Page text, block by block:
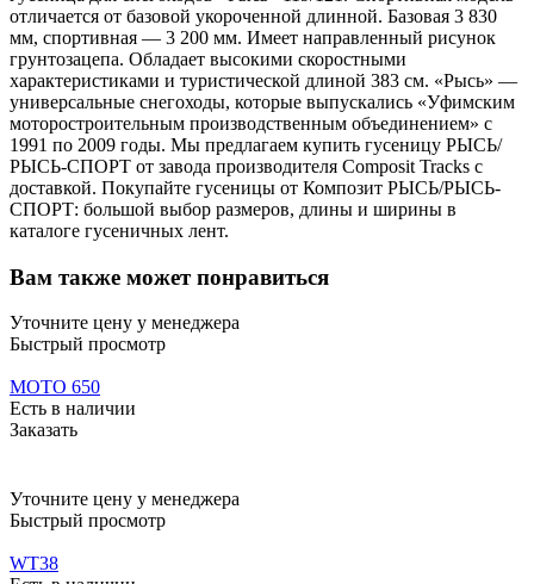
отличается от базовой укороченной длинной. Базовая 3 830
мм, спортивная — 3 200 мм. Имеет направленный рисунок
грунтозацепа. Обладает высокими скоростными
характеристиками и туристической длиной 383 см. «Рысь» —
универсальные снегоходы, которые выпускались «Уфимским
моторостроительным производственным объединением» с
1991 по 2009 годы. Мы предлагаем купить гусеницу РЫСЬ/
РЫСЬ-СПОРТ от завода производителя Composit Tracks с
доставкой. Покупайте гусеницы от Композит РЫСЬ/РЫСЬ-
СПОРТ: большой выбор размеров, длины и ширины в
каталоге гусеничных лент.
Вам также может понравиться
Уточните цену у менеджера
Быстрый просмотр
MOTO 650
Есть в наличии
Заказать
Уточните цену у менеджера
Быстрый просмотр
WT38